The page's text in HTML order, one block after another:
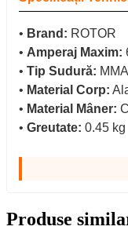
• Brand: ROTOR
• Amperaj Maxim:
• Tip Sudură:
• Material Corp:
• Material Mâner:
• Greutate: 0.45 kg
Produse